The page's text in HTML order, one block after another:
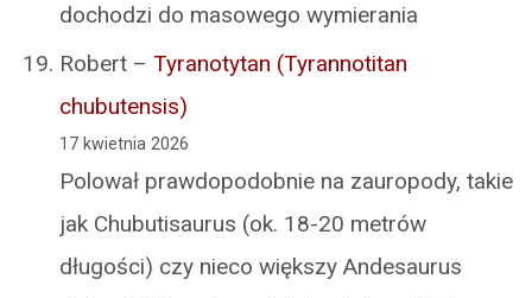
dochodzi do masowego wymierania
Robert – Tyranotytan (Tyrannotitan
chubutensis)
17 kwietnia 2026
Polował prawdopodobnie na zauropody, takie
jak Chubutisaurus (ok. 18-20 metrów
długości) czy nieco większy Andesaurus